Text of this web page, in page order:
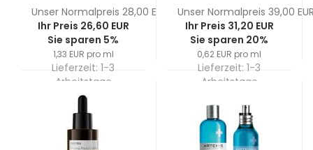
Unser Normalpreis 28,00 EUR
Ihr Preis 26,60 EUR
Sie sparen 5%
1,33 EUR pro ml
Lieferzeit: 1-3
Arbeitstage
Unser Normalpreis 39,00
Ihr Preis 31,20 EUR
Sie sparen 20%
0,62 EUR pro ml
Lieferzeit: 1-3
Arbeitstage